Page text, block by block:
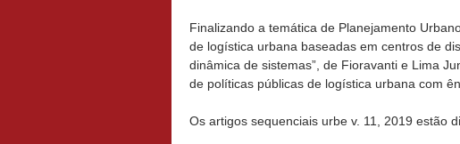
Finalizando a temática de Planejamento
de logística urbana baseadas em centros de
dinâmica de sistemas”, de Fioravanti e Lima
de políticas públicas de logística urbana com
Os artigos sequenciais urbe v. 11, 2019 estão